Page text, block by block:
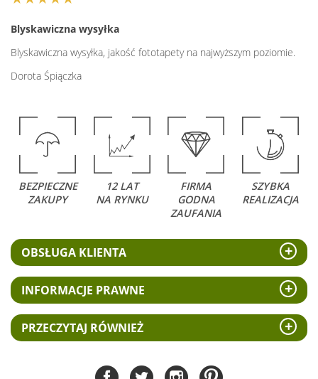
Blyskawiczna wysyłka
Blyskawiczna wysyłka, jakość fototapety na najwyższym poziomie.
Dorota Śpiączka
BEZPIECZNE
ZAKUPY
12 LAT
NA RYNKU
FIRMA
GODNA
ZAUFANIA
SZYBKA
REALIZACJA
OBSŁUGA KLIENTA
INFORMACJE PRAWNE
PRZECZYTAJ RÓWNIEŻ